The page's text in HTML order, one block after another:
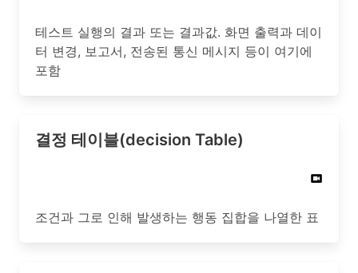
테스트 실행의 결과 또는 결과값. 화면 출력과 데이
터 변경, 보고서, 전송된 통신 메시지 등이 여기에
포함
결정 테이블(decision Table)
조건과 그로 인해 발생하는 행동 집합을 나열한 표